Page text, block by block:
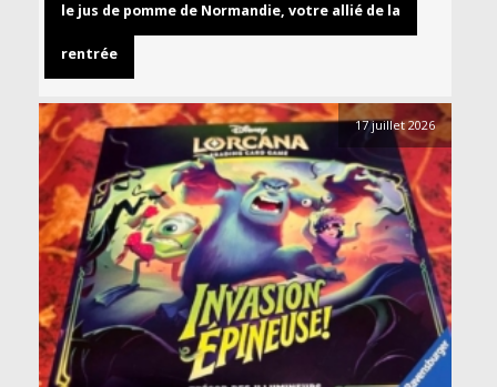
le jus de pomme de Normandie, votre allié de la
rentrée
17 juillet 2026